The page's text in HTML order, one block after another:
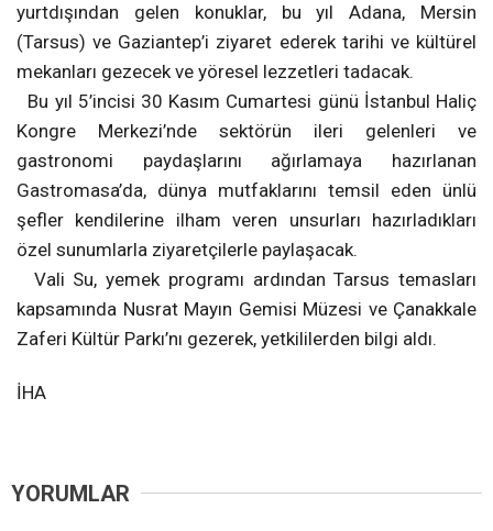
yurtdışından gelen konuklar, bu yıl Adana, Mersin
(Tarsus) ve Gaziantep’i ziyaret ederek tarihi ve kültürel
mekanları gezecek ve yöresel lezzetleri tadacak.
Bu yıl 5’incisi 30 Kasım Cumartesi günü İstanbul Haliç
Kongre Merkezi’nde sektörün ileri gelenleri ve
gastronomi paydaşlarını ağırlamaya hazırlanan
Gastromasa’da, dünya mutfaklarını temsil eden ünlü
şefler kendilerine ilham veren unsurları hazırladıkları
özel sunumlarla ziyaretçilerle paylaşacak.
Vali Su, yemek programı ardından Tarsus temasları
kapsamında Nusrat Mayın Gemisi Müzesi ve Çanakkale
Zaferi Kültür Parkı’nı gezerek, yetkililerden bilgi aldı.
İHA
YORUMLAR